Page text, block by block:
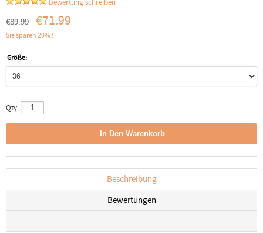
Bewertung schreiben
€89.99 €71.99
Sie sparen 20% !
Größe:
Qty:
Beschreibung
Bewertungen